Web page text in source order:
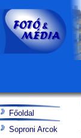
Főoldal
Soproni Arcok